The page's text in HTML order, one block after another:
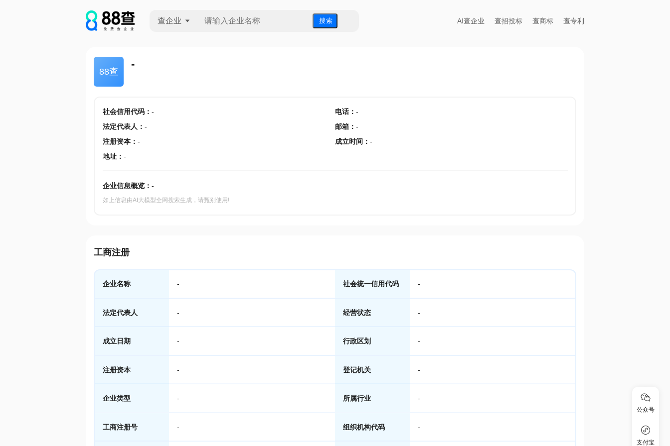
查企业 搜 索 AI查企业 查招投标 查商标 查专利
88查
-
社会信用代码： - 电话： -
法定代表人 ： - 邮箱 ： -
注册资本： - 成立时间 ： -
地址： -
企业信息概览： -
如上信息由AI大模型全网搜索生成，请甄别使用!
工商注册
企业名称 - 社会统一信用代码 -
法定代表人 - 经营状态 -
成立日期 - 行政区划 -
注册资本 - 登记机关 -
企业类型 - 所属行业 -
工商注册号 - 组织机构代码 -
公众号
支付宝